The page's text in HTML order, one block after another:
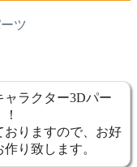
ツ
ャラクター3Dパー
おりますので、お好
り致します。